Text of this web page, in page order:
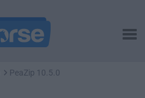
PeaZip 10.5.0